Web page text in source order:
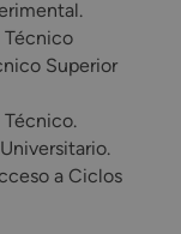
Técnico
Superior
Técnico.
a Ciclos